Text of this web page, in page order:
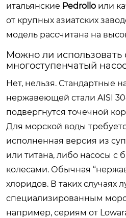
итальянские Pedrollo или
от крупных азиатских
модель рассчитана на
Можно ли
многоступенчатый
Нет, нельзя. Стандартные
нержавеющей стали AISI
подвергнутся точечной
Для морской воды
исполненная версия из
или титана, либо насосы
колесами. Обычная
хлоридов. В таких случаях
специализированным
например, сериям от